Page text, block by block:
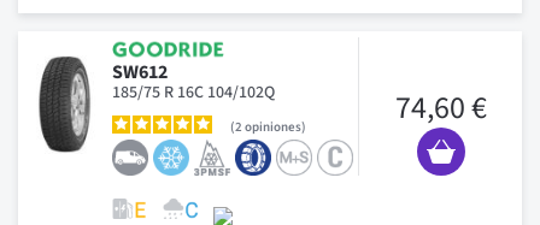
SW612
185/75 R 16C 104/102Q
2 opiniones 74,60 €